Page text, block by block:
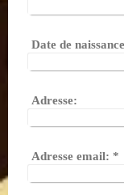
Date de naissance
Adresse:
Adresse email: *